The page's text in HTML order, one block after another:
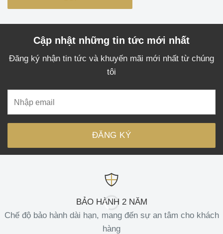
Cập nhật những tin tức mới nhất
Đăng ký nhận tin tức và khuyến mãi mới nhất từ chúng
tôi
BẢO HÀNH 2 NĂM
Chế độ bảo hành dài hạn, mang đến sự an tâm cho khách
hàng